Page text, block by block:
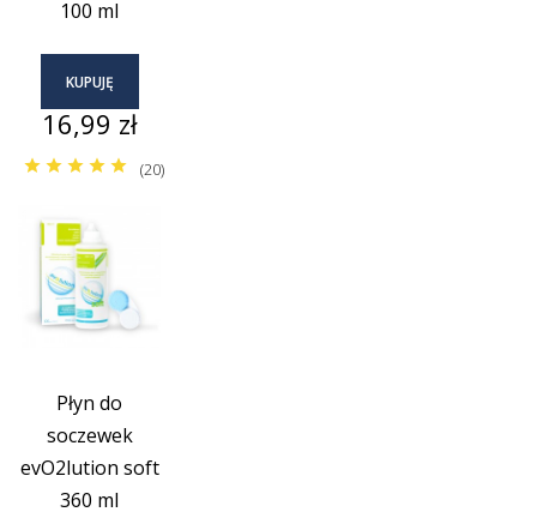
100 ml
KUPUJĘ
Cena
16,99 zł
(20)
Płyn do
soczewek
evO2lution soft
360 ml